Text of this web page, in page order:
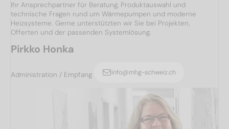
Ihr Ansprechpartner für Beratung, Produktauswahl und
technische Fragen rund um Wärmepumpen und moderne
Heizsysteme. Gerne unterstützten wir Sie bei Projekten,
Offerten und der passenden Systemlösung.
Pirkko Honka
Administration / Empfang info@mhg-schweiz.ch